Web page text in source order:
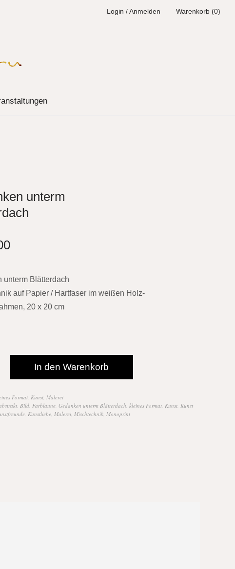
Login / Anmelden Warenkorb (0)
unterm
unterm Blätterdach
auf Papier / Hartfaser im weißen Holz-
20 x 20 cm
In den Warenkorb
Format, Kunst, Malerei
, Bild, Farblaune, Gedanken unterm Blätterdach, kleines Format, Kunst, Kunst
, Kunstliebe, Malerei, Mischtechnik, Monoprint